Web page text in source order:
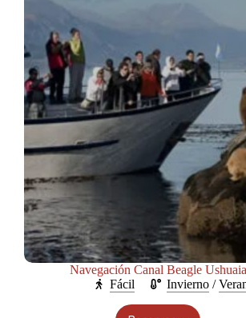
Navegación Canal Beagle Ushuaia
Fácil
Invierno/